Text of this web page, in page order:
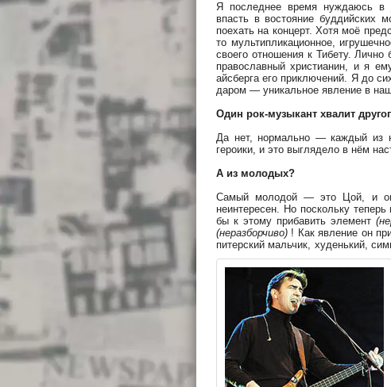
Я последнее время нуждаюсь в
впасть в востояние буддийских
поехать на концерт. Хотя моё
то мультипликационное,
своего отношения к Тибету.
православный христианин, и я
айсберга его приключений. Я до
даром — уникальное явление в
Один рок-музыкант хвалит
Да нет, нормально — каждый из
героики, и это выглядело в нём
А из молодых?
Самый молодой — это Цой, и он
неинтересен. Но поскольку
бы к этому прибавить элемент
(неразборчиво) ! Как явление он
питерский мальчик, худенький,